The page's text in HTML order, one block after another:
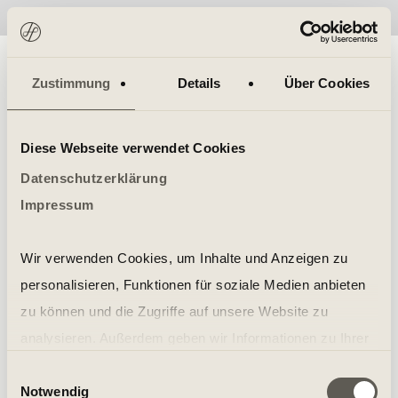
Zustimmung Details Über Cookies
Diese Webseite verwendet Cookies
Datenschutzerklärung
Impressum
Wir verwenden Cookies, um Inhalte und Anzeigen zu
personalisieren, Funktionen für soziale Medien anbieten
zu können und die Zugriffe auf unsere Website zu
soziale Medien, Werbung und Analysen weiter. Unsere
Notwendig